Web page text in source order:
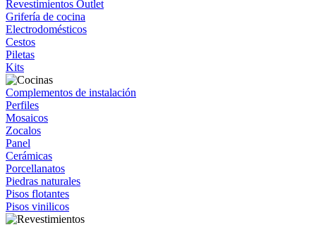
Revestimientos Outlet
Grifería de cocina
Electrodomésticos
Cestos
Piletas
Kits
Complementos de instalación
Perfiles
Mosaicos
Zocalos
Panel
Cerámicas
Porcellanatos
Piedras naturales
Pisos flotantes
Pisos vinilicos